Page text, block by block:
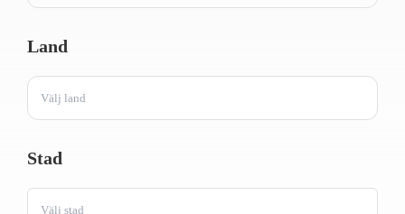
Land
Välj land
Stad
Välj stad